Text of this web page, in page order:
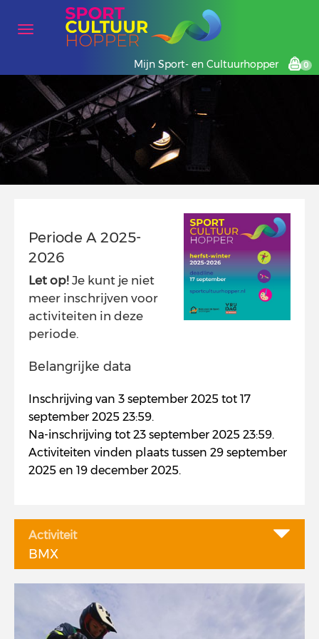
Mijn Sport- en Cultuurhopper 0
Periode A 2025-
2026
Let op! Je kunt je niet
meer inschrijven voor
activiteiten in deze
periode.
Belangrijke data
Inschrijving van 3 september 2025 tot 17
september 2025 23:59.
Na-inschrijving tot 23 september 2025 23:59.
Activiteiten vinden plaats tussen 29 september
2025 en 19 december 2025.
Activiteit
BMX